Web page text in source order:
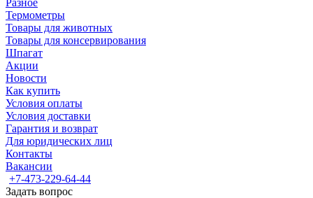
Разное
Термометры
Товары для животных
Товары для консервирования
Шпагат
Акции
Новости
Как купить
Условия оплаты
Условия доставки
Гарантия и возврат
Для юридических лиц
Контакты
Вакансии
+7-473-229-64-44
Задать вопрос